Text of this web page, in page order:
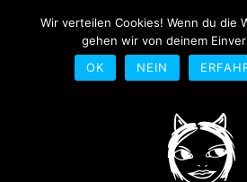
0170-4800361
siebdruck.de
Frankfurt
Wir verteilen Cookies! Wenn du die
gehen wir von deinem
OK
NEIN